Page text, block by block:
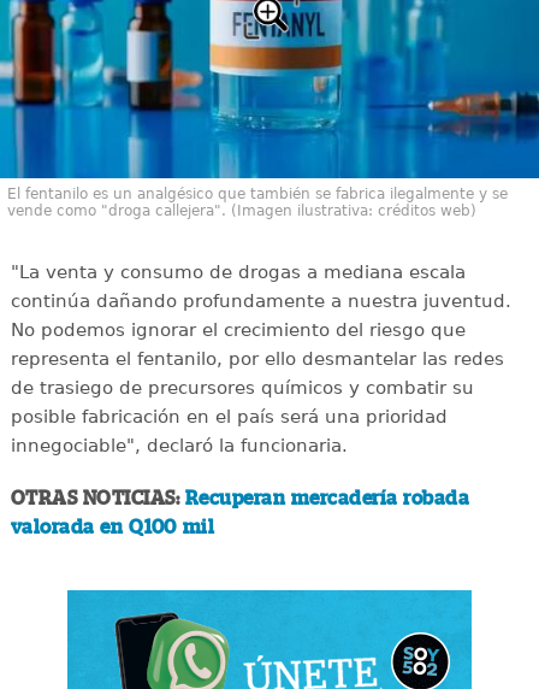
El fentanilo es un analgésico que también se fabrica ilegalmente y se
vende como "droga callejera". (Imagen ilustrativa: créditos web)
"La venta y consumo de drogas a mediana escala
continúa dañando profundamente a nuestra juventud.
No podemos ignorar el crecimiento del riesgo que
representa el fentanilo, por ello desmantelar las redes
de trasiego de precursores químicos y combatir su
posible fabricación en el país será una prioridad
innegociable", declaró la funcionaria.
OTRAS NOTICIAS: Recuperan mercadería robada
valorada en Q100 mil